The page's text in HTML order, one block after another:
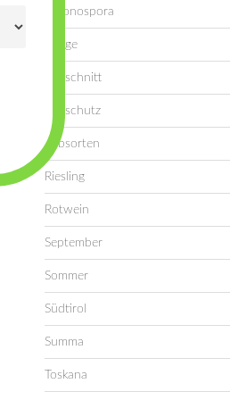
Peronospora
Pflege
Rebschnitt
Rebschutz
Rebsorten
Riesling
Rotwein
September
Sommer
Südtirol
Summa
Toskana